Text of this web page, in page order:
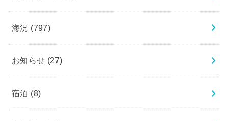
海況 (797)
お知らせ (27)
宿泊 (8)